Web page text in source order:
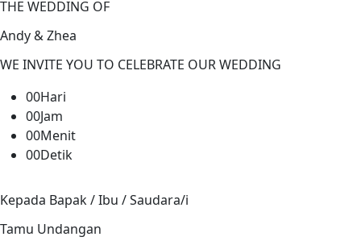
THE WEDDING OF
Andy & Zhea
WE INVITE YOU TO CELEBRATE OUR WEDDING
00Hari
00Jam
00Menit
00Detik
Kepada Bapak / Ibu / Saudara/i
Tamu Undangan